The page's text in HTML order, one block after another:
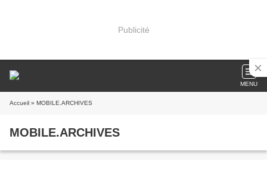
Publicité
MENU
Accueil » MOBILE.ARCHIVES
MOBILE.ARCHIVES